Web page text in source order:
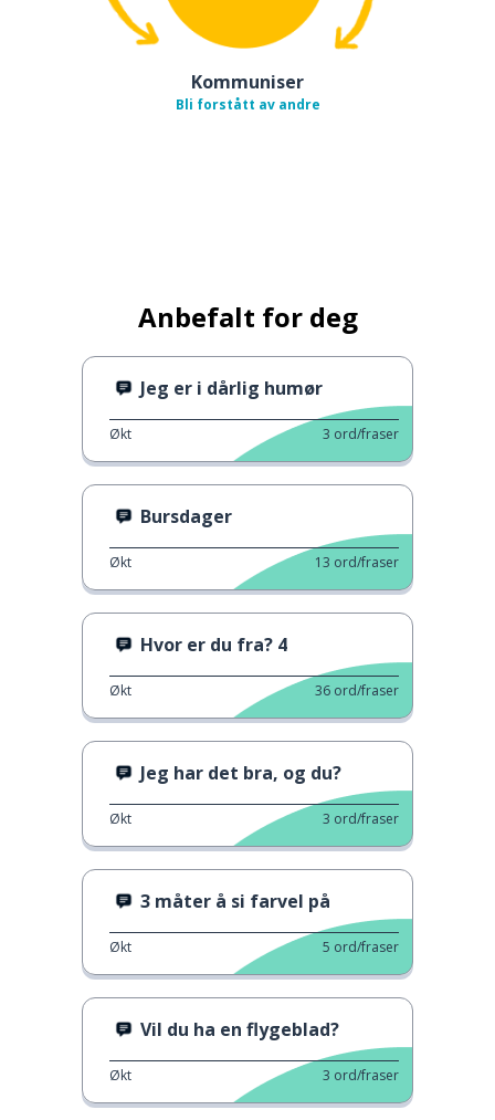
Kommuniser
Bli forstått av andre
Anbefalt for deg
Jeg er i dårlig humør
Økt 3 ord/fraser
Bursdager
Økt 13 ord/fraser
Hvor er du fra? 4
Økt 36 ord/fraser
Jeg har det bra, og du?
Økt 3 ord/fraser
3 måter å si farvel på
Økt 5 ord/fraser
Vil du ha en flygeblad?
Økt 3 ord/fraser